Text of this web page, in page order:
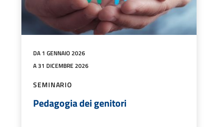
DA 1 GENNAIO 2026
A 31 DICEMBRE 2026
SEMINARIO
Pedagogia dei genitori